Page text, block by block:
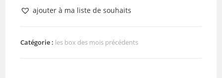
La
Juin
ajouter à ma liste de souhaits
Catégorie : les box des mois précédents